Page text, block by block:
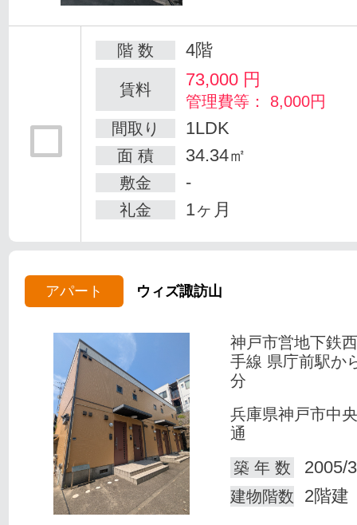
階 数 4階
賃料 73,000 円
管理費等： 8,000円
間取り
1LDK
面 積 34.34㎡
敷金 -
礼金 1ヶ月
アパート ウィズ諏訪山
神戸市営地下鉄
手線 県庁前駅か
分
兵庫県神戸市中
通
築 年 数
2005/
建物階数 2階建